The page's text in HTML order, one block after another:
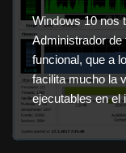
Windows 10 nos
Administrador
funcional, que a
facilita mucho la
ejecutables en